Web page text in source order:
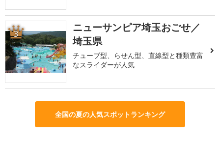
3
ニューサンピア埼玉おごせ／
埼玉県
チューブ型、らせん型、直線型と種類豊富
なスライダーが人気
全国の夏の人気スポットランキング